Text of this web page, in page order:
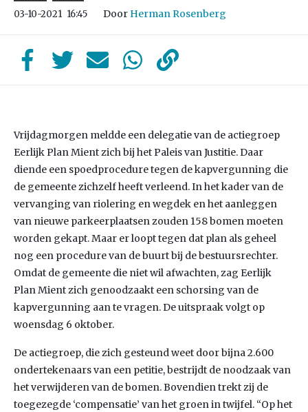
03-10-2021 16:45 Door Herman Rosenberg
Vrijdagmorgen meldde een delegatie van de actiegroep
Eerlijk Plan Mient zich bij het Paleis van Justitie. Daar
diende een spoedprocedure tegen de kapvergunning die
de gemeente zichzelf heeft verleend. In het kader van de
vervanging van riolering en wegdek en het aanleggen
van nieuwe parkeerplaatsen zouden 158 bomen moeten
worden gekapt. Maar er loopt tegen dat plan als geheel
nog een procedure van de buurt bij de bestuursrechter.
Omdat de gemeente die niet wil afwachten, zag Eerlijk
Plan Mient zich genoodzaakt een schorsing van de
kapvergunning aan te vragen. De uitspraak volgt op
woensdag 6 oktober.
De actiegroep, die zich gesteund weet door bijna 2.600
ondertekenaars van een petitie, bestrijdt de noodzaak van
het verwijderen van de bomen. Bovendien trekt zij de
toegezegde ‘compensatie’ van het groen in twijfel. “Op het